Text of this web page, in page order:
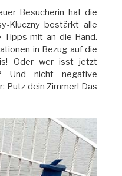
Besucherin hat die
Kluczny bestärkt alle
mit an die Hand.
in Bezug auf die
Oder wer isst jetzt
Und nicht negative
Putz dein Zimmer! Das